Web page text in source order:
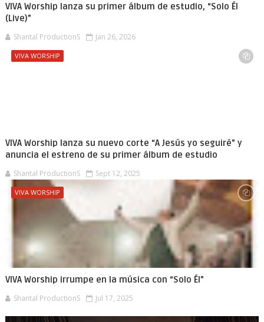
VIVA Worship lanza su primer álbum de estudio, “Solo Él
(Live)”
Shantal ProductionS Jan 26, 2026
VIVA WORSHIP
VIVA Worship lanza su nuevo corte “A Jesús yo seguiré” y
anuncia el estreno de su primer álbum de estudio
Shantal ProductionS Sept 12, 2025
VIVA WORSHIP
VIVA Worship irrumpe en la música con “Solo Él”
Shantal ProductionS Jul 17, 2025